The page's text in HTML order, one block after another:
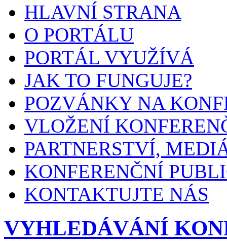
HLAVNÍ STRANA
O PORTÁLU
PORTÁL VYUŽÍVÁ
JAK TO FUNGUJE?
POZVÁNKY NA
VLOŽENÍ
PARTNERSTVÍ,
KONFERENČNÍ
KONTAKTUJTE NÁS
VYHLEDÁVÁNÍ